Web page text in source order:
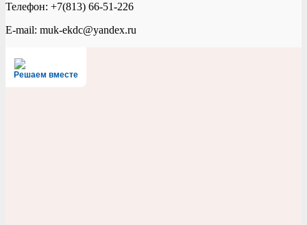
Телефон: +7(813) 66-51-226
E-mail: muk-ekdc@yandex.ru
Решаем вместе